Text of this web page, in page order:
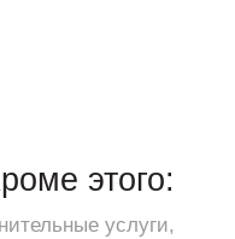
этого:
услуги,